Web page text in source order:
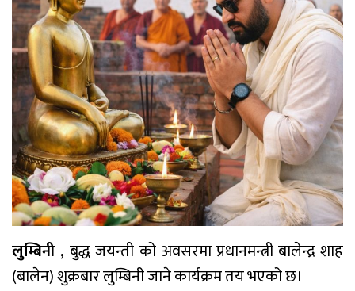
लुम्बिनी ,बुद्ध जयन्ती को अवसरमा प्रधानमन्त्री बालेन्द्र शाह
(बालेन) शुक्रबार लुम्बिनी जाने कार्यक्रम तय भएको छ।